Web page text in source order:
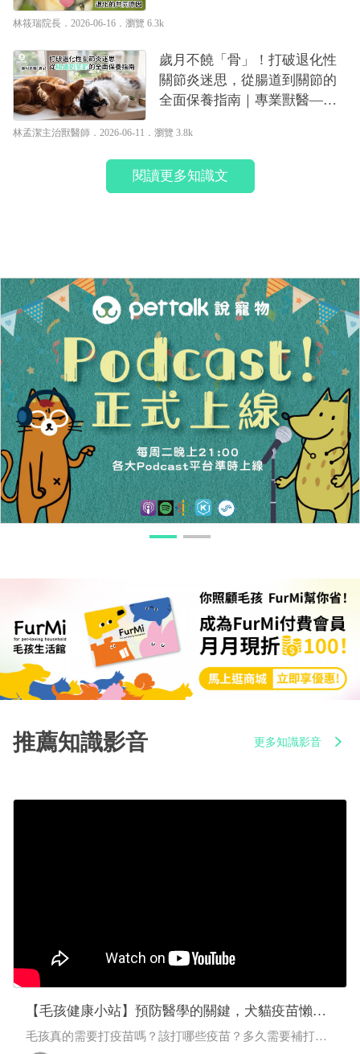
林筱瑞院長 ．2026-06-16． 瀏覽 6.3k
歲月不饒「骨」！打破退化性
關節炎迷思，從腸道到關節的
全面保養指南｜專業獸醫—林
林孟潔主治獸醫師 ．2026-06-11． 瀏覽 3.8k
閱讀更多知識文
推薦知識影音 更多知識影音
【毛孩健康小站】預防醫學的關鍵，犬貓疫苗懶人
包大整理-下集｜程若芷獸醫師
毛孩真的需要打疫苗嗎？該打哪些疫苗？多久需要補打？